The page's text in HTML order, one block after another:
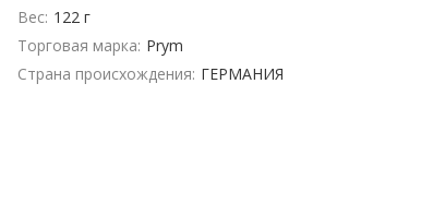
Вес: 122 г
Торговая марка: Prym
Страна происхождения: ГЕРМАНИЯ